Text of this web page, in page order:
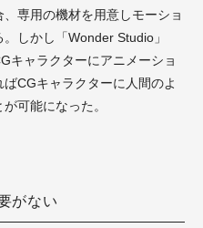
専用の機材を用意しモーショ
しかし「Wonder Studio」
キャラクターにアニメーショ
CGキャラクターに人間のよ
可能になった。
がない